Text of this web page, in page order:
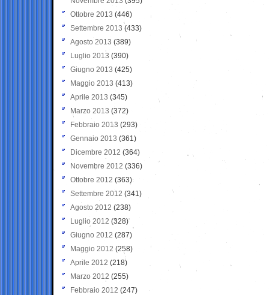
Ottobre 2013 (446)
Settembre 2013 (433)
Agosto 2013 (389)
Luglio 2013 (390)
Giugno 2013 (425)
Maggio 2013 (413)
Aprile 2013 (345)
Marzo 2013 (372)
Febbraio 2013 (293)
Gennaio 2013 (361)
Dicembre 2012 (364)
Novembre 2012 (336)
Ottobre 2012 (363)
Settembre 2012 (341)
Agosto 2012 (238)
Luglio 2012 (328)
Giugno 2012 (287)
Maggio 2012 (258)
Aprile 2012 (218)
Marzo 2012 (255)
Febbraio 2012 (247)